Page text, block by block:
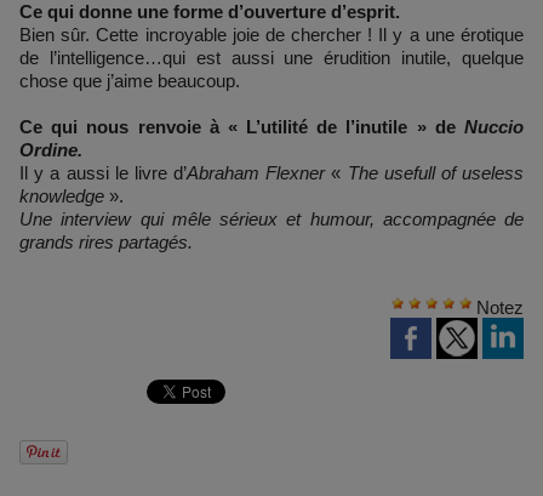
Ce qui donne une forme d’ouverture d’esprit.
Bien sûr. Cette incroyable joie de chercher ! Il y a une érotique
de l’intelligence…qui est aussi une érudition inutile, quelque
chose que j’aime beaucoup.
Ce qui nous renvoie à « L’utilité de l’inutile » de Nuccio
Ordine.
Il y a aussi le livre d’Abraham Flexner« The usefull of useless
knowledge ».
Une interview qui mêle sérieux et humour, accompagnée de
grands rires partagés.
Notez